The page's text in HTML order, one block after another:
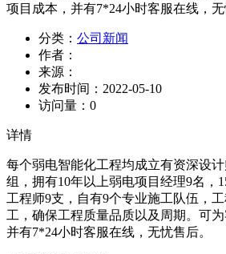
项目成本，并有7*24小时客服在线，无
分类： 公司新闻
作者：
来源：
发布时间： 2022-05-10
访问量： 0
详情
每个弱电智能化工程均成立有资深设
组，拥有10年以上弱电项目经理9名，
工程师9支，自有9个专业施工队伍，
工，确保工程质量品质以及周期。可为
并有7*24小时客服在线，无忧售后。